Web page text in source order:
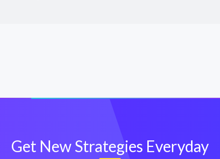
Get New Strategies Everyday